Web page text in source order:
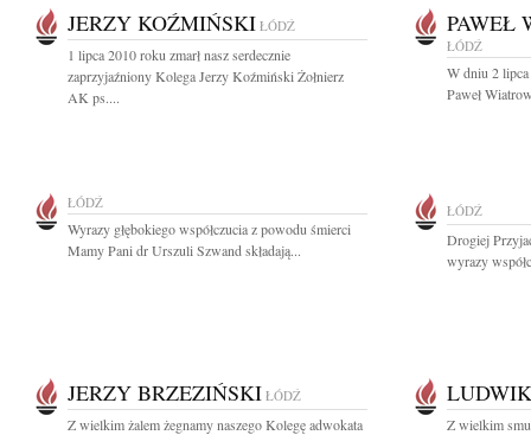
JERZY KOŹMIŃSKI ŁÓDŹ
1 lipca 2010 roku zmarł nasz serdecznie
zaprzyjaźniony Kolega Jerzy Koźmiński Żołnierz
AK ps....
PAWEŁ
ŁÓDŹ
W dniu 2
Paweł
ŁÓDŹ
Wyrazy głębokiego współczucia z powodu śmierci
Mamy Pani dr Urszuli Szwand składają...
ŁÓDŹ
Drogiej
wyrazy
JERZY BRZEZIŃSKI ŁÓDŹ
Z wielkim żalem żegnamy naszego Kolegę adwokata
Z wielkim